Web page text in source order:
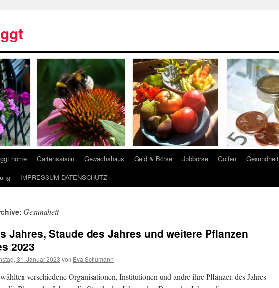
home Gartensaison Gewächshaus Geld & Börse Jobbörse Golfen Gesundheit
IMPRESSUM DATENSCHUTZ
Gesundheit
Jahres, Staude des Jahres und weitere Pflanzen
2023
31. Januar 2023 von Eva Schumann
verschiedene Organisationen, Institutionen und andre ihre Pflanzen des Jahres